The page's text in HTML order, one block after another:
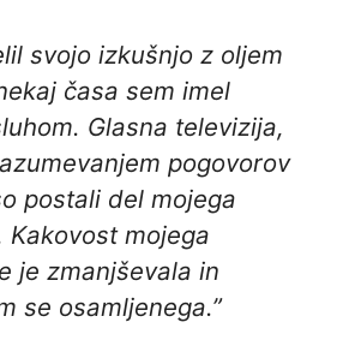
svojo izkušnjo z oljem
časa sem imel
Glasna televizija,
pogovorov
postali del mojega
Kakovost mojega
je zmanjševala in
se osamljenega.”